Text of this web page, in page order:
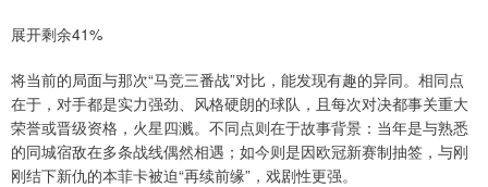
展开剩余41%
将当前的局面与那次“马竞三番战”对比，能发现有趣的异同。相同点
在于，对手都是实力强劲、风格硬朗的球队，且每次对决都事关重大
荣誉或晋级资格，火星四溅。不同点则在于故事背景：当年是与熟悉
的同城宿敌在多条战线偶然相遇；如今则是因欧冠新赛制抽签，与刚
刚结下新仇的本菲卡被迫“再续前缘”，戏剧性更强。